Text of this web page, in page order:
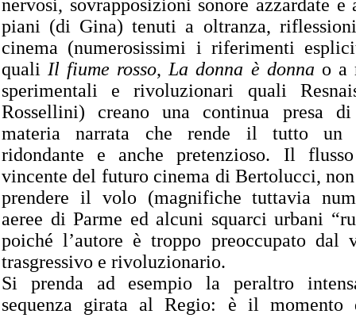
nervosi, sovrapposizioni sonore azzardate
piani (di Gina) tenuti a oltranza,
cinema (numerosissimi i riferimenti
quali Il fiume rosso, La donna è donna o a
sperimentali e rivoluzionari quali
Rossellini) creano una continua presa
materia narrata che rende il tutto un
ridondante e anche pretenzioso. Il
vincente del futuro cinema di Bertolucci,
prendere il volo (magnifiche tuttavia
aeree di Parme ed alcuni squarci urbani
poiché l’autore è troppo preoccupato dal
trasgressivo e rivoluzionario.
Si prenda ad esempio la peraltro
sequenza girata al Regio: è il momento